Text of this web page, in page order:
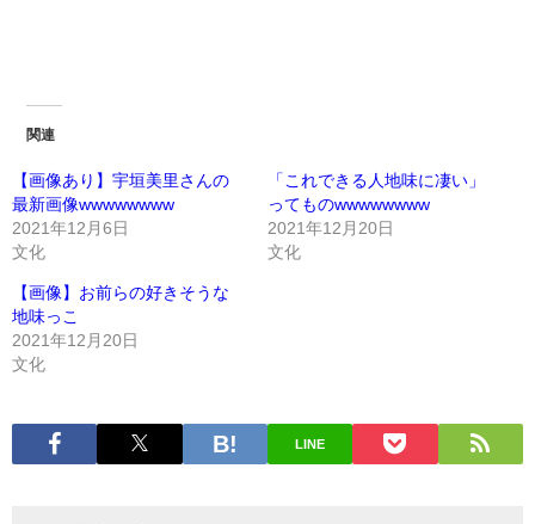
関連
【画像あり】宇垣美里さんの
最新画像wwwwwwww
2021年12月6日
文化
「これできる人地味に凄い」
ってものwwwwwwww
2021年12月20日
文化
【画像】お前らの好きそうな
地味っこ
2021年12月20日
文化
LINE